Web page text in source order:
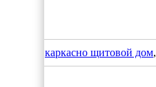
каркасно щитовой дом,